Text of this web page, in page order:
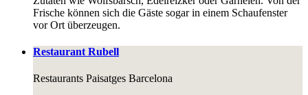
Frische können sich die Gäste sogar in einem Schaufenster
vor Ort überzeugen.
Restaurant Rubell
Restaurants Paisatges Barcelona